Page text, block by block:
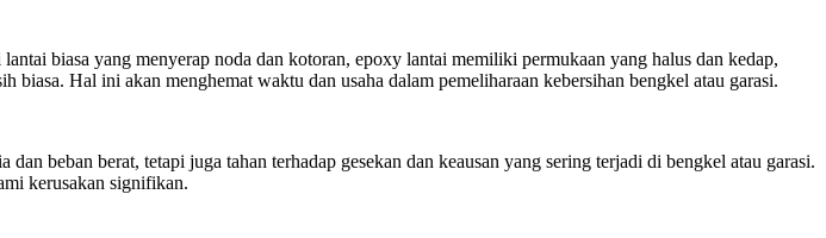
biasa yang menyerap noda dan kotoran, epoxy lantai memiliki permukaan yang halus dan kedap,
Hal ini akan menghemat waktu dan usaha dalam pemeliharaan kebersihan bengkel atau garasi.
beban berat, tetapi juga tahan terhadap gesekan dan keausan yang sering terjadi di bengkel atau garasi.
kerusakan signifikan.